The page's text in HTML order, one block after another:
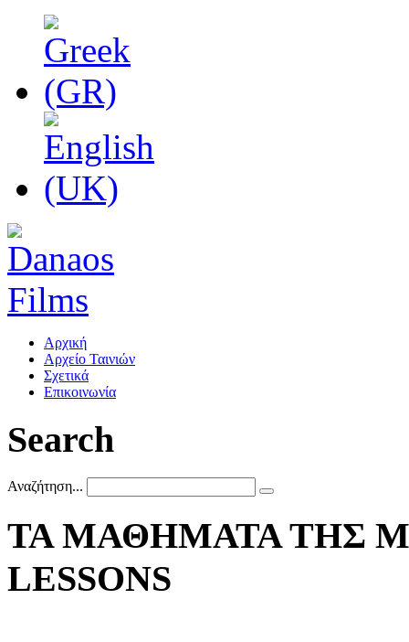
Αρχική
Αρχείο Ταινιών
Σχετικά
Επικοινωνία
Search
Αναζήτηση...
ΤΑ ΜΑΘΗΜΑΤΑ ΤΗΣ
LESSONS